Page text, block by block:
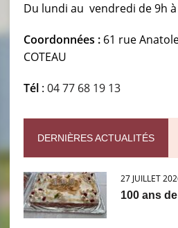
Du lundi au vendredi de 9h à
Coordonnées :61 rue
COTEAU
Tél: 04 77 68 19 13
DERNIÈRES ACTUALITÉS
27 JUILLET
100 ans